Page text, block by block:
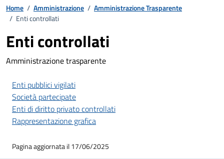
Home / Amministrazione / Amministrazione Trasparente
/ Enti controllati
Enti controllati
Amministrazione trasparente
Enti pubblici vigilati
Società partecipate
Enti di diritto privato controllati
Rappresentazione grafica
Pagina aggiornata il 17/06/2025